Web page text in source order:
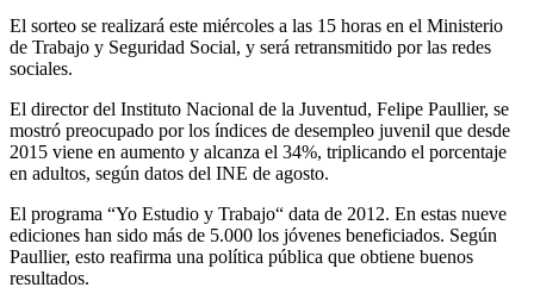
El sorteo se realizará este miércoles a las 15 horas en el Ministerio
de Trabajo y Seguridad Social, y será retransmitido por las redes
sociales.
El director del Instituto Nacional de la Juventud, Felipe Paullier, se
mostró preocupado por los índices de desempleo juvenil que desde
2015 viene en aumento y alcanza el 34%, triplicando el porcentaje
en adultos, según datos del INE de agosto.
El programa “Yo Estudio y Trabajo“ data de 2012. En estas nueve
ediciones han sido más de 5.000 los jóvenes beneficiados. Según
Paullier, esto reafirma una política pública que obtiene buenos
resultados.